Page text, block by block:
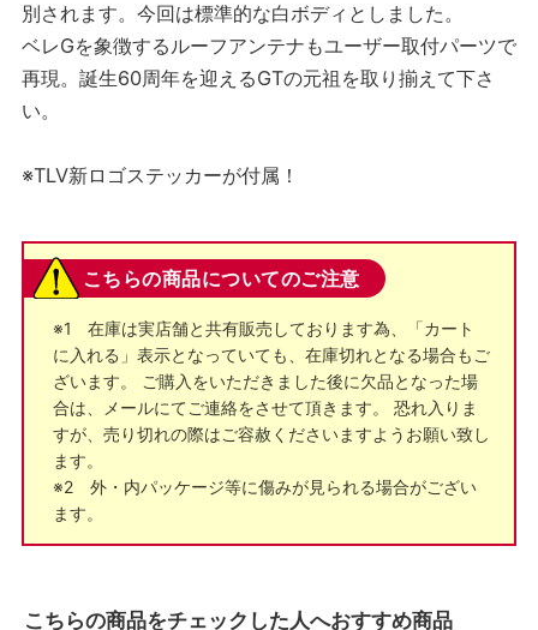
別されます。今回は標準的な白ボディとしました。
ベレGを象徴するルーフアンテナもユーザー取付パーツで
再現。誕生60周年を迎えるGTの元祖を取り揃えて下さ
い。
※TLV新ロゴステッカーが付属！
こちらの商品についてのご注意
※1 在庫は実店舗と共有販売しております為、「カート
に入れる」表示となっていても、在庫切れとなる場合もご
ざいます。 ご購入をいただきました後に欠品となった場
合は、メールにてご連絡をさせて頂きます。 恐れ入りま
すが、売り切れの際はご容赦くださいますようお願い致し
ます。
※2 外・内パッケージ等に傷みが見られる場合がござい
ます。
こちらの商品をチェックした人へおすすめ商品